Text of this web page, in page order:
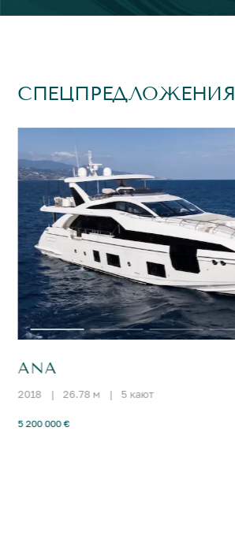
СПЕЦПРЕДЛОЖЕНИЯ
ANA
2018 | 26.78 м | 5 кают
5 200 000 €